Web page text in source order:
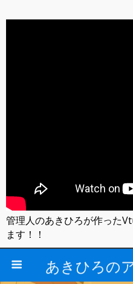
あきひろの
管理人のあきひろが作った
ます！！